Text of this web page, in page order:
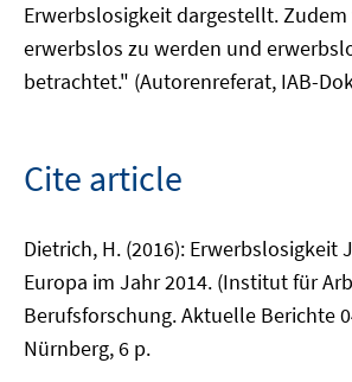
Erwerbslosigkeit dargestellt. Zudem
erwerbslos zu werden und
betrachtet." (Autorenreferat, IAB-
Cite article
Dietrich, H. (2016): Erwerbslosigkeit
Europa im Jahr 2014. (Institut für
Berufsforschung. Aktuelle Berichte
Nürnberg, 6 p.